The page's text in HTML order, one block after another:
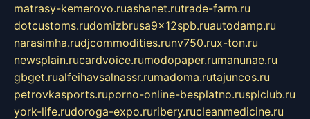
matrasy-kemerovo.ruashanet.rutrade-farm.ru
dotcustoms.rudomizbrusa9x12spb.ruautodamp.ru
narasimha.rudjcommodities.runv750.rux-ton.ru
newsplain.rucardvoice.rumodopaper.rumanunae.ru
gbget.rualfeihavsalnassr.rumadoma.rutajuncos.ru
petrovkasports.ruporno-online-besplatno.rusplclub.ru
york-life.rudoroga-expo.ruribery.rucleanmedicine.ru